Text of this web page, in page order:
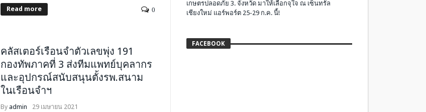
Read more 0
คลัสเตอร์เรือนจำตัวเลขพุ่ง 191
กองทัพภาคที่ 3 ส่งทีมแพทย์บุคลากร
และอุปกรณ์สนับสนุนตั้งรพ.สนาม
ในเรือนจำฯ
By admin 29 เมษายน 2021
เกษตรปลอดภัย 3. จังหวัด มาให้เลือกจุใจ ณ เซ็นทรัล
เชียงใหม่ แอร์พอร์ต 25-29 ก.ค. นี้!
FACEBOOK